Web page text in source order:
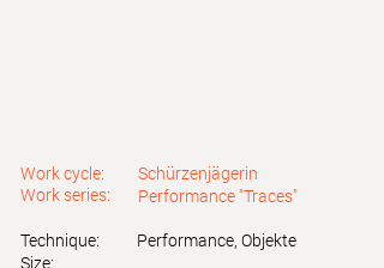
Work cycle:
Work series:
Schürzenjägerin
Performance "Traces"
Technique:
Size:
Performance, Objekte